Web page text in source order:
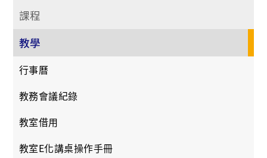
課程
教學
行事曆
教務會議紀錄
教室借用
教室E化講桌操作手冊